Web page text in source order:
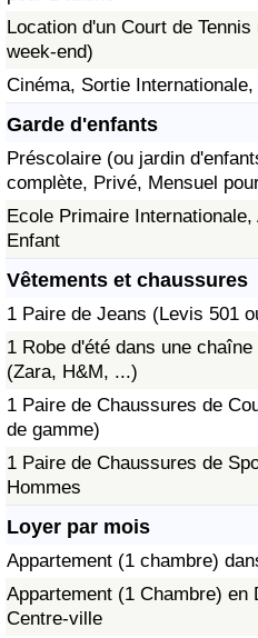
Location d'un Court de
week-end)
Cinéma, Sortie
Garde d'enfants
Préscolaire (ou jardin
complète, Privé, Mensuel
Ecole Primaire
Enfant
Vêtements et chaussures
1 Paire de Jeans (Levis 501
1 Robe d'été dans une
(Zara, H&M, ...)
1 Paire de Chaussures de
de gamme)
1 Paire de Chaussures de
Hommes
Loyer par mois
Appartement (1 chambre)
Appartement (1 Chambre) en
Centre-ville